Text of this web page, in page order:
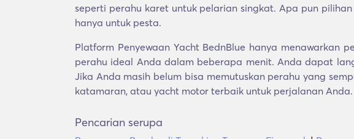
seperti perahu karet untuk pelarian singkat. Apa pun
hanya untuk pesta.
Platform Penyewaan Yacht BednBlue hanya menawarkan
perahu ideal Anda dalam beberapa menit. Anda dapat
Jika Anda masih belum bisa memutuskan perahu yang
katamaran, atau yacht motor terbaik untuk perjalanan Anda.
Pencarian serupa